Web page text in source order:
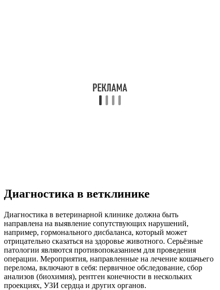
Диагностика в ветклинике
Диагностика в ветеринарной клинике должна быть
направлена на выявление сопутствующих нарушений,
например, гормонального дисбаланса, который может
отрицательно сказаться на здоровье животного. Серьёзные
патологии являются противопоказанием для проведения
операции. Мероприятия, направленные на лечение кошачьего
перелома, включают в себя: первичное обследование, сбор
анализов (биохимия), рентген конечности в нескольких
проекциях, УЗИ сердца и других органов.